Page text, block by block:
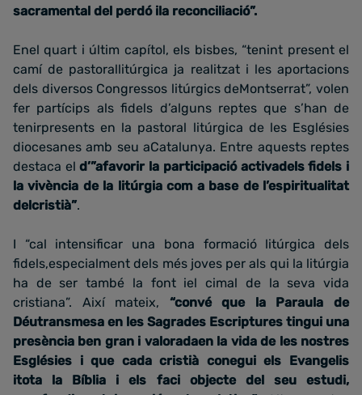
sacramental del perdó ila reconciliació”.
Enel quart i últim capítol, els bisbes, “tenint present el
camí de pastorallitúrgica ja realitzat i les aportacions
dels diversos Congressos litúrgics deMontserrat”, volen
fer partícips als fidels d’alguns reptes que s’han de
tenirpresents en la pastoral litúrgica de les Esglésies
diocesanes amb seu aCatalunya. Entre aquests reptes
destaca eld’”afavorir la participació activadels fidels i
la vivència de la litúrgia com a base de l’espiritualitat
delcristià”.
I “cal intensificar una bona formació litúrgica dels
fidels,especialment dels més joves per als qui la litúrgia
ha de ser també la font iel cimal de la seva vida
cristiana”. Així mateix, “convé que la Paraula de
Déutransmesa en les Sagrades Escriptures tingui una
presència ben gran i valoradaen la vida de les nostres
Esglésies i que cada cristià conegui els Evangelis
itota la Bíblia i els faci objecte del seu estudi,